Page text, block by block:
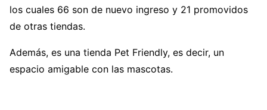
los cuales 66 son de nuevo ingreso y 21 promovidos
de otras tiendas.
Además, es una tienda Pet Friendly, es decir, un
espacio amigable con las mascotas.